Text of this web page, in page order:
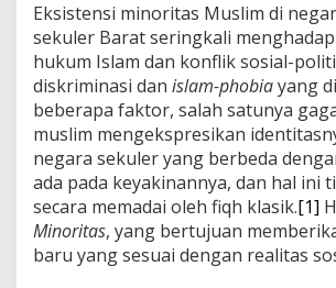
Eksistensi minoritas Muslim di
sekuler Barat seringkali
hukum Islam dan konflik sosial-
diskriminasi dan islam-phobiayang
beberapa faktor, salah satunya
muslim mengekspresikan
negara sekuler yang berbeda
ada pada keyakinannya, dan hal ini
secara memadai oleh fiqh klasik.[1]
Minoritas, yang bertujuan
baru yang sesuai dengan realitas